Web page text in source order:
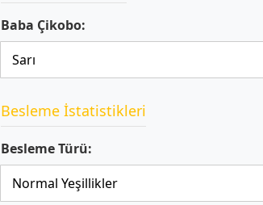
Baba Çikobo:
Besleme İstatistikleri
Besleme Türü: